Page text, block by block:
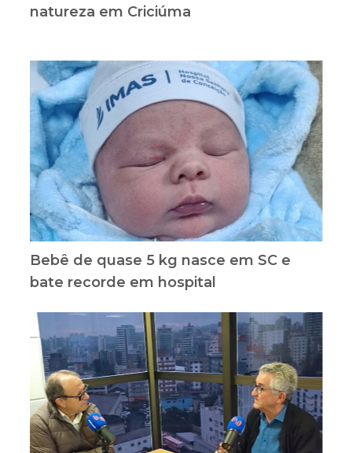
natureza em Criciúma
Bebê de quase 5 kg nasce em SC e
bate recorde em hospital